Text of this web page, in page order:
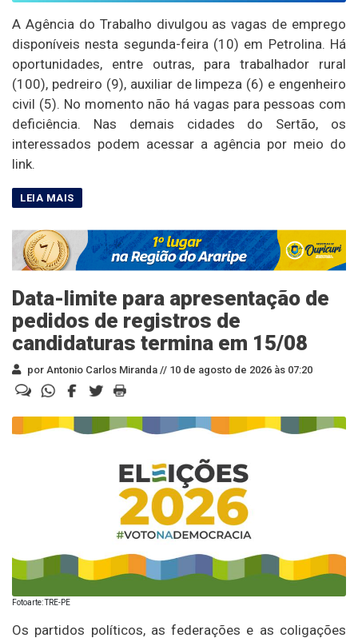
A Agência do Trabalho divulgou as vagas de emprego
disponíveis nesta segunda-feira (10) em Petrolina. Há
oportunidades, entre outras, para trabalhador rural
(100), pedreiro (9), auxiliar de limpeza (6) e engenheiro
civil (5). No momento não há vagas para pessoas com
deficiência. Nas demais cidades do Sertão, os
interessados podem acessar a agência por meio do
link.
Data-limite para apresentação de
pedidos de registros de
candidaturas termina em 15/08
por Antonio Carlos Miranda // 10 de agosto de 2026 às 07:20
Fotoarte: TRE-PE
Os partidos políticos, as federações e as coligações